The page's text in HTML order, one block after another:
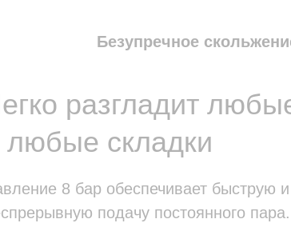
Безупречное
разгладит
любые складки
8 бар обеспечивает быструю и
подачу постоянного